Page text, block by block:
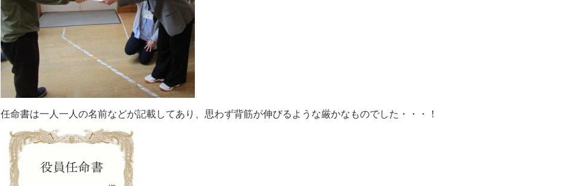
任命書は一人一人の名前などが記載してあり、思わず背筋が伸びるような厳かなものでした・・・！